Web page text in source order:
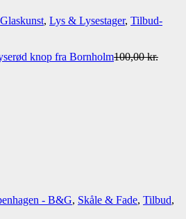
Glaskunst, Lys & Lysestager, Tilbud-
knop fra Bornholm100,00kr.
- B&G, Skåle & Fade, Tilbud,